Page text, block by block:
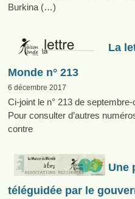
Burkina (…)
La
Monde n° 213
6 décembre 2017
Ci-joint le n° 213 de
Pour consulter d’autres
contre
Une
téléguidée par le